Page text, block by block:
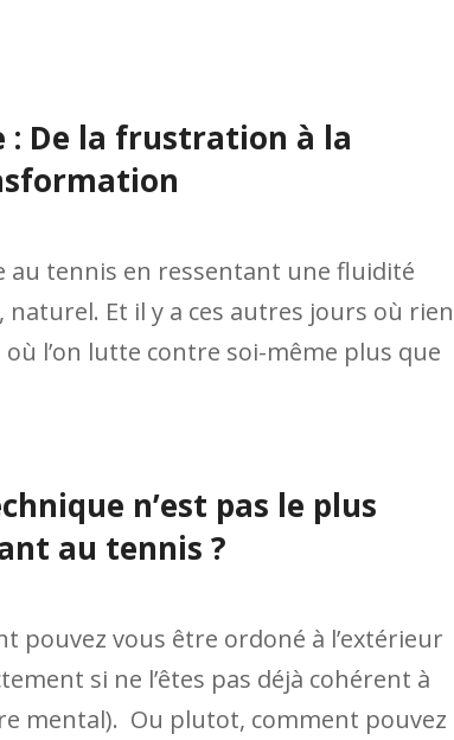
: De la frustration à la
au tennis en ressentant une fluidité
Et il y a ces autres jours où rien
l’on lutte contre soi-même plus que
n’est pas le plus
au tennis ?
pouvez vous être ordoné à l’extérieur
si ne l’êtes pas déjà cohérent à
mental). Ou plutot, comment pouvez